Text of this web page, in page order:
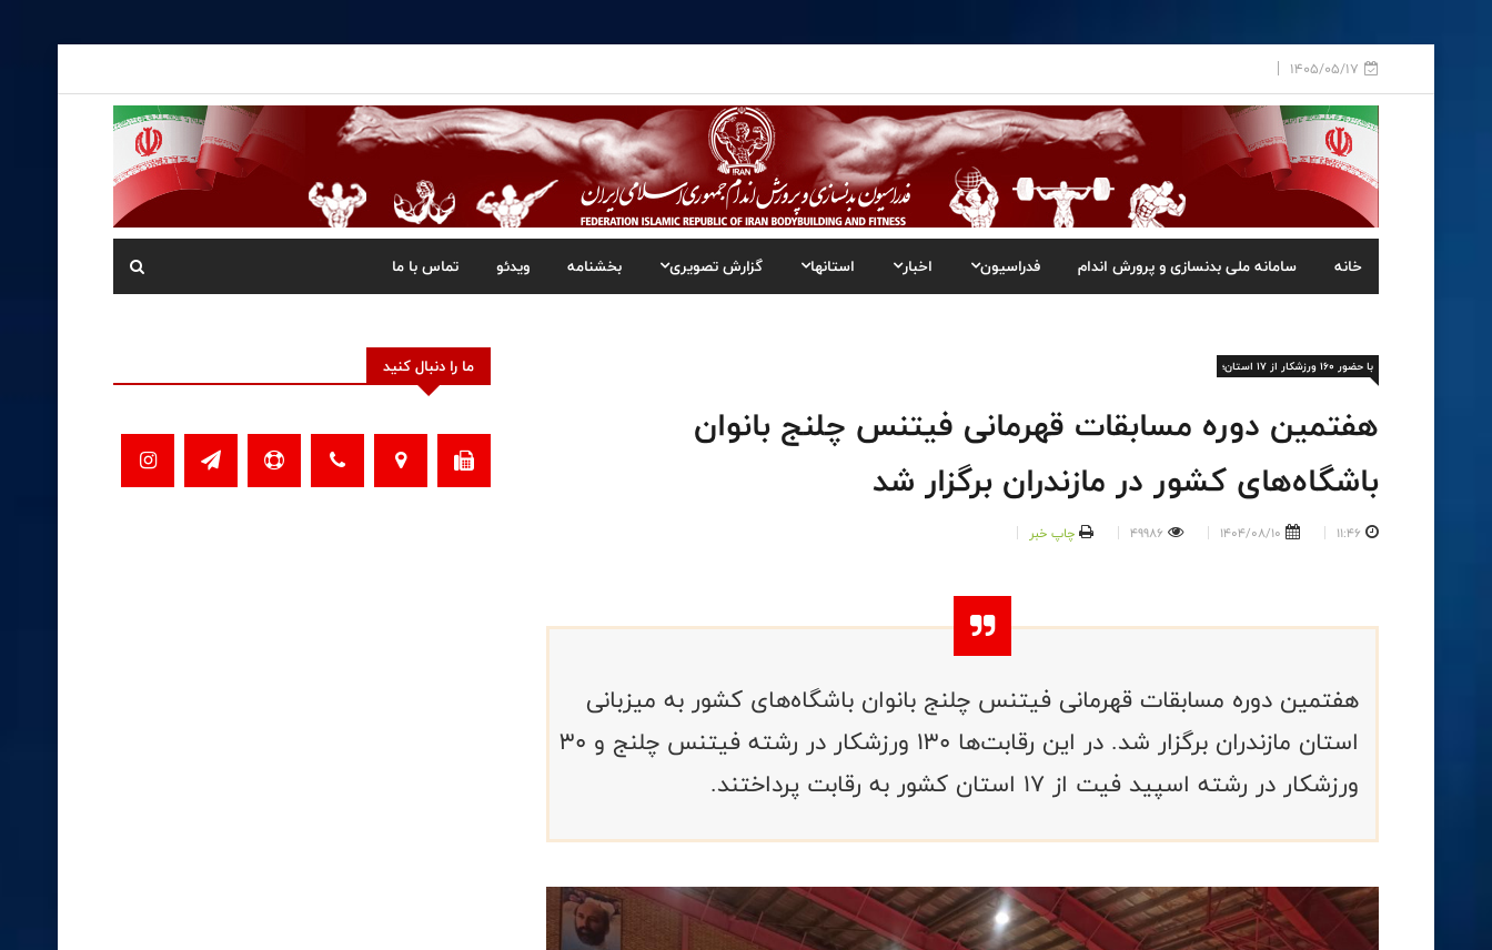
1405/05/17
خانه سامانه ملی بدنسازی و پرورش اندام فدراسیون اخبار استانها گزارش تصویری بخشنامه ویدئو تماس با ما
با حضور ۱۶۰ ورزشکار از ۱۷ استان؛
هفتمین دوره مسابقات قهرمانی فیتنس چلنج بانوان
باشگاه‌های کشور در مازندران برگزار شد
11:46
1404/08/10
49986 چاپ خبر
هفتمین دوره مسابقات قهرمانی فیتنس چلنج بانوان باشگاه‌های کشور به میزبانی
استان مازندران برگزار شد. در این رقابت‌ها ۱۳۰ ورزشکار در رشته فیتنس چلنج و ۳۰
ورزشکار در رشته اسپید فیت از ۱۷ استان کشور به رقابت پرداختند.
ما را دنبال کنید